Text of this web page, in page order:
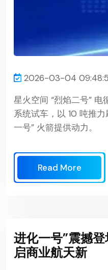
2026-03-04
星火空间 “烈焰二号”
系统试车，以 10 吨推
一号” 火箭提供动力。
Read More
进化一号”震撼
启商业航天新